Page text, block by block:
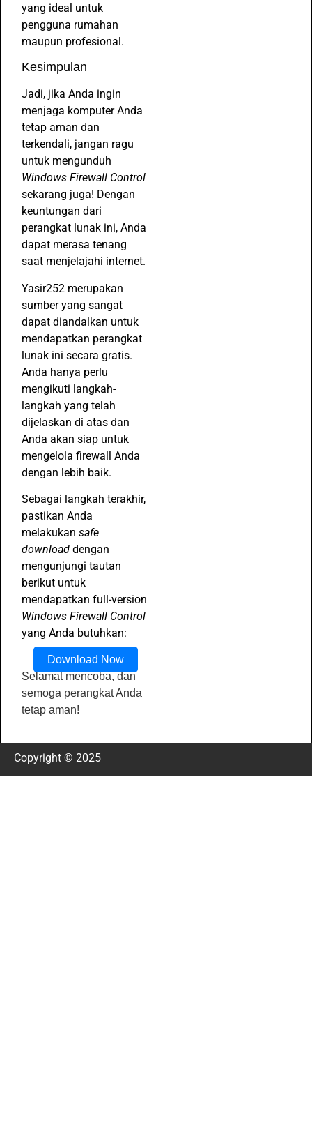
yang ideal untuk
pengguna rumahan
maupun profesional.
Kesimpulan
Jadi, jika Anda ingin
menjaga komputer Anda
tetap aman dan
terkendali, jangan ragu
untuk mengunduh
Windows Firewall Control
sekarang juga! Dengan
keuntungan dari
perangkat lunak ini, Anda
dapat merasa tenang
saat menjelajahi internet.
Yasir252 merupakan
sumber yang sangat
dapat diandalkan untuk
mendapatkan perangkat
lunak ini secara gratis.
Anda hanya perlu
mengikuti langkah-
langkah yang telah
dijelaskan di atas dan
Anda akan siap untuk
mengelola firewall Anda
dengan lebih baik.
Sebagai langkah terakhir,
pastikan Anda
melakukan safe
download dengan
mengunjungi tautan
berikut untuk
mendapatkan full-version
Windows Firewall Control
yang Anda butuhkan:
Download Now
Selamat mencoba, dan
semoga perangkat Anda
tetap aman!
Copyright © 2025